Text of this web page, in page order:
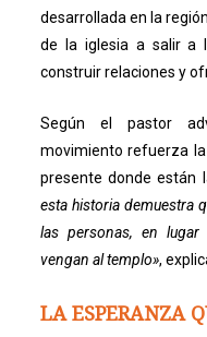
desarrollada en la
de la iglesia a salir a
construir relaciones y
Según el pastor
movimiento refuerza
presente donde están
esta historia demuestra
las personas, en lugar
vengan al templo»,
LA ESPERANZA